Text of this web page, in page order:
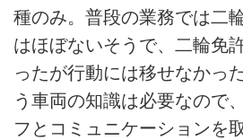
種のみ。普段の業務では二
はほぼないそうで、二輪免
ったが行動には移せなかっ
う車両の知識は必要なので
フとコミュニケーションを